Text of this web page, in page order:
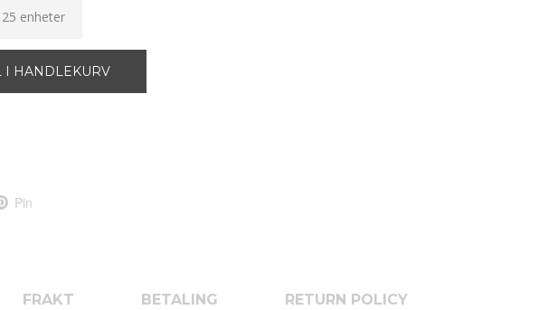
25 enheter
I HANDLEKURV
Pin
FRAKT BETALING RETURN POLICY